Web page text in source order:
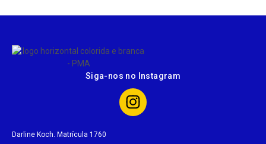
Siga-nos no Instagram
Darline Koch. Matrícula 1760